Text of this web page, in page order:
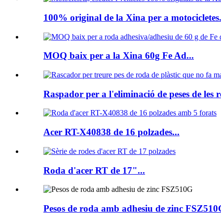
100% original de la Xina per a
MOQ baix per a la Xina 60g Fe Ad...
Raspador per a l'eliminació de peses de les
Acer RT-X40838 de 16 polzades...
Roda d'acer RT de 17"...
Pesos de roda amb adhesiu de zinc